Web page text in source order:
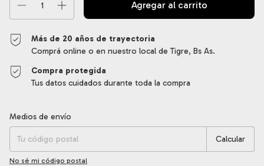
Más de 20 años de trayectoria
Comprá online o en nuestro local de Tigre, Bs As.
Compra protegida
Tus datos cuidados durante toda la compra
Entregas para el CP:
Medios de envío
Calcular
No sé mi código postal